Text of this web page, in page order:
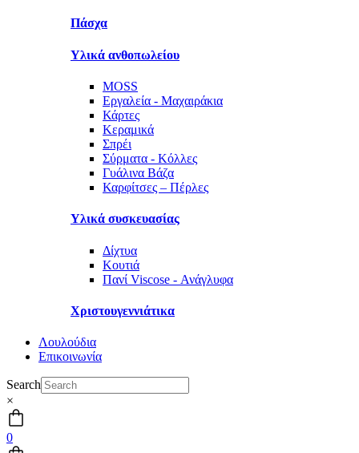
Πάσχα
Υλικά ανθοπωλείου
MOSS
Εργαλεία - Μαχαιράκια
Κάρτες
Κεραμικά
Σπρέι
Σύρματα - Κόλλες
Γυάλινα Βάζα
Καρφίτσες – Πέρλες
Υλικά συσκευασίας
Δίχτυα
Κουτιά
Πανί Viscose - Ανάγλυφα
Χριστουγεννιάτικα
Λουλούδια
Επικοινωνία
Search
×
0